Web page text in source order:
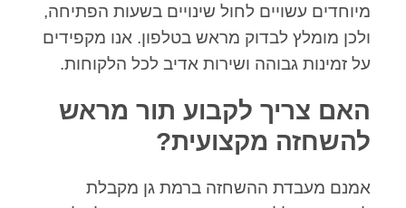
מיוחדים עשויים לחול שינויים בשעות הפתיחה,
ולכן מומלץ לבדוק מראש בטלפון. אנו מקפידים
על זמינות גבוהה ושירות אדיב לכל הלקוחות.
האם צריך לקבוע תור מראש
להשחזה מקצועית?
אמנם מעבדת ההשחזה ברמת גן מקבלת